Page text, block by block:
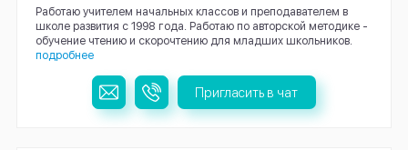
Работаю учителем начальных классов и преподавателем в
школе развития с 1998 года. Работаю по авторской методике -
обучение чтению и скорочтению для младших школьников.
подробнее
Пригласить в чат